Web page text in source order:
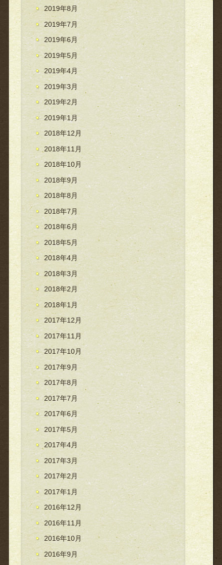
2019年8月
2019年7月
2019年6月
2019年5月
2019年4月
2019年3月
2019年2月
2019年1月
2018年12月
2018年11月
2018年10月
2018年9月
2018年8月
2018年7月
2018年6月
2018年5月
2018年4月
2018年3月
2018年2月
2018年1月
2017年12月
2017年11月
2017年10月
2017年9月
2017年8月
2017年7月
2017年6月
2017年5月
2017年4月
2017年3月
2017年2月
2017年1月
2016年12月
2016年11月
2016年10月
2016年9月